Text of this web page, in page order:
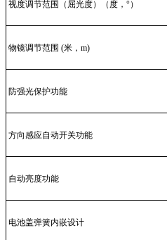
视度调节范围（屈光度）（度，°）
物镜调节范围 (米，m)
防强光保护功能
方向感应自动开关功能
自动亮度功能
电池盖弹簧内嵌设计